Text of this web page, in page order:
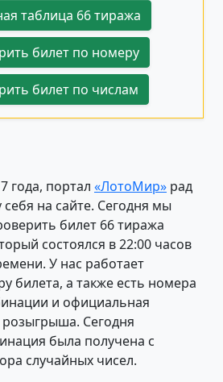
таблица 66 тиража
билет по номеру
билет по числам
года, портал «ЛотоМир» рад
себя на сайте. Сегодня мы
билет 66 тиража
состоялся в 22:00 часов
У нас работает
билета, а также есть номера
и официальная
Сегодня
была получена с
случайных чисел.